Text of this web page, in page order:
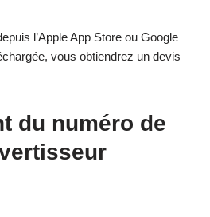
l’Apple App Store ou Google
vous obtiendrez un devis
du numéro de